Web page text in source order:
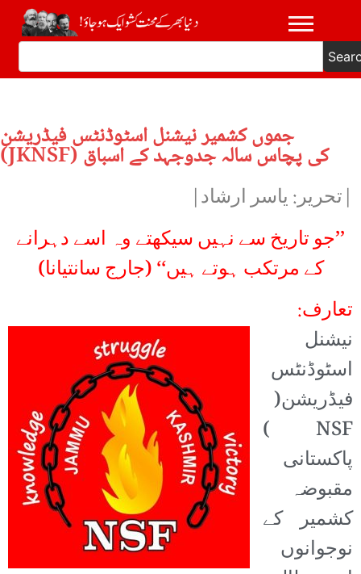
جموں کشمیر نیشنل اسٹوڈنٹس فیڈریشن
(JKNSF) کی پچاس سالہ جدوجہد کے اسباق
|تحریر: یاسر ارشاد|
’’جو تاریخ سے نہیں سیکھتے وہ اسے دہرانے
کے مرتکب ہوتے ہیں‘‘ (جارج سانتیانا)
تعارف:
نیشنل
اسٹوڈنٹس
فیڈریشن(
NSF )
پاکستانی
مقبوضہ
کشمیر کے
نوجوانوں